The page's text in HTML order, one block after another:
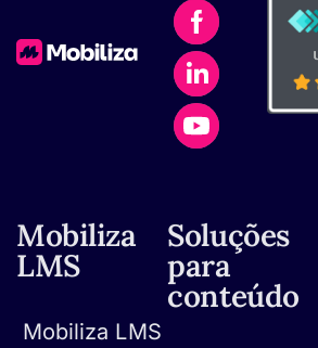
Mobiliza
LMS
Mobiliza LMS
Soluções
para
conteúdo